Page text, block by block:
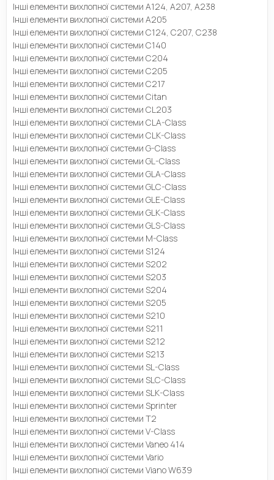
Інші елементи вихлопної системи A124, A207, A238
Інші елементи вихлопної системи A205
Інші елементи вихлопної системи C124, C207, C238
Інші елементи вихлопної системи C140
Інші елементи вихлопної системи C204
Інші елементи вихлопної системи C205
Інші елементи вихлопної системи C217
Інші елементи вихлопної системи Citan
Інші елементи вихлопної системи CL203
Інші елементи вихлопної системи CLA-Class
Інші елементи вихлопної системи CLK-Class
Інші елементи вихлопної системи G-Class
Інші елементи вихлопної системи GL-Class
Інші елементи вихлопної системи GLA-Class
Інші елементи вихлопної системи GLC-Class
Інші елементи вихлопної системи GLE-Class
Інші елементи вихлопної системи GLK-Class
Інші елементи вихлопної системи GLS-Class
Інші елементи вихлопної системи M-Class
Інші елементи вихлопної системи S124
Інші елементи вихлопної системи S202
Інші елементи вихлопної системи S203
Інші елементи вихлопної системи S204
Інші елементи вихлопної системи S205
Інші елементи вихлопної системи S210
Інші елементи вихлопної системи S211
Інші елементи вихлопної системи S212
Інші елементи вихлопної системи S213
Інші елементи вихлопної системи SL-Class
Інші елементи вихлопної системи SLC-Class
Інші елементи вихлопної системи SLK-Class
Інші елементи вихлопної системи Sprinter
Інші елементи вихлопної системи T2
Інші елементи вихлопної системи V-Class
Інші елементи вихлопної системи Vaneo 414
Інші елементи вихлопної системи Vario
Інші елементи вихлопної системи Viano W639